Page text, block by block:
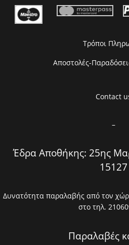
Τρόποι
Αποστολές-
Contact
–
Έδρα Αποθήκης: 25ης
15127
Δυνατότητα παραλαβής από τον
στο τηλ.
Παραλαβές